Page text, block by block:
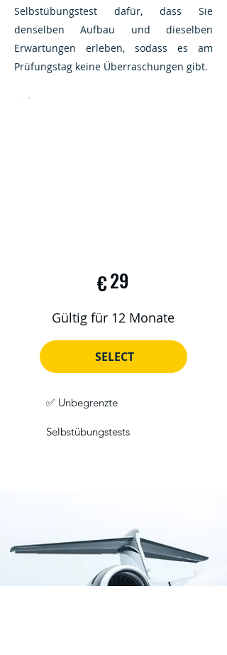
Selbstübungstest dafür, dass Sie
denselben Aufbau und dieselben
Erwartungen erleben, sodass es am
Prüfungstag keine Überraschungen gibt.
€29
Gültig für 12 Monate
SELECT
✅ Unbegrenzte
Selbstübungstests